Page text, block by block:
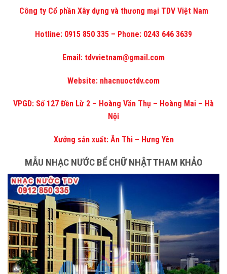
Công ty Cổ phần Xây dựng và thương mại TDV Việt Nam
Hotline: 0915 850 335 – Phone: 0243 646 3639
Email: tdvvietnam@gmail.com
Website: nhacnuoctdv.com
VPGD: Số 127 Đền Lừ 2 – Hoàng Văn Thụ – Hoàng Mai – Hà
Nội
Xưởng sản xuất: Ân Thi – Hưng Yên
MẪU NHẠC NƯỚC BỂ CHỮ NHẬT THAM KHẢO